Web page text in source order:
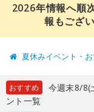
2026年情報へ順
報もござ
夏休みイベント・
おすすめ
今週末8/8(
ント一覧